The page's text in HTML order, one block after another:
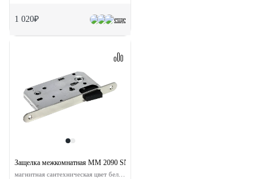
еще
1 020₽
Защелка межкомнатная MM 2090 SN с ответной планкой